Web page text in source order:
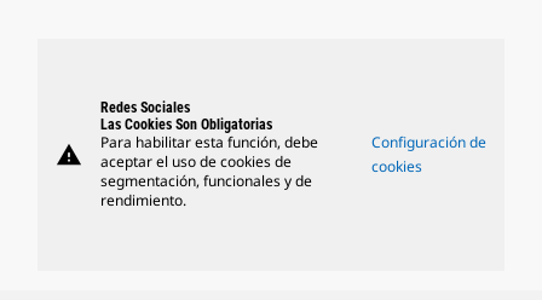
warning
Redes Sociales
Las Cookies Son Obligatorias
Para habilitar esta función, debe
aceptar el uso de cookies de
segmentación, funcionales y de
rendimiento.
Configuración de
cookies